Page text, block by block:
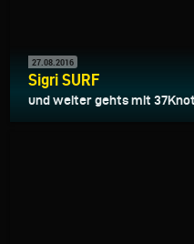
27.08.2016
Sigri SURF
und weiter gehts mit